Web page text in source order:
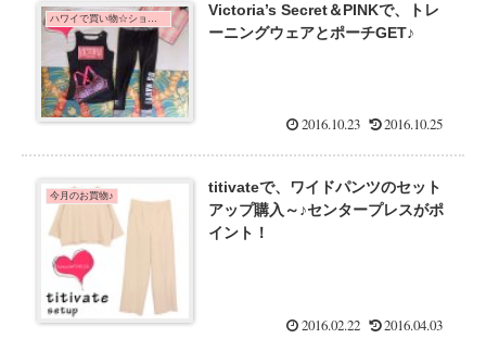
ハワイで買い物☆ショッピング
Victoria’s Secret＆PINKで、トレ
ーニングウェアとポーチGET♪
2016.10.23 2016.10.25
今月のお買物♪
titivateで、ワイドパンツのセット
アップ購入～♪センタープレスがポ
イント！
2016.02.22 2016.04.03